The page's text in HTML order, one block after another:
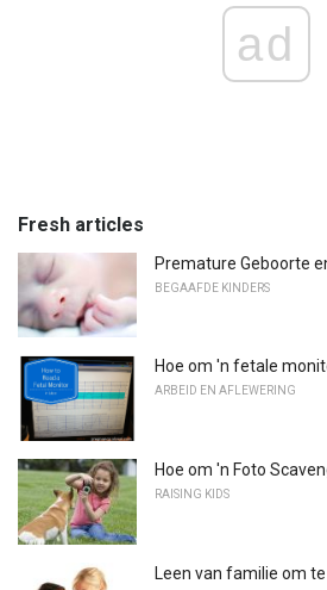
ad
Fresh articles
Premature Geboorte
BEGAAFDE KINDERS
Hoe om 'n fetale
ARBEID EN AFLEWERING
Hoe om 'n Foto
RAISING KIDS
Leen van familie om